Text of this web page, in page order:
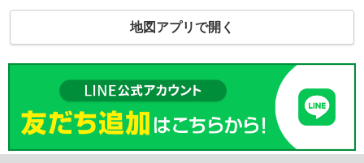
地図アプリで開く